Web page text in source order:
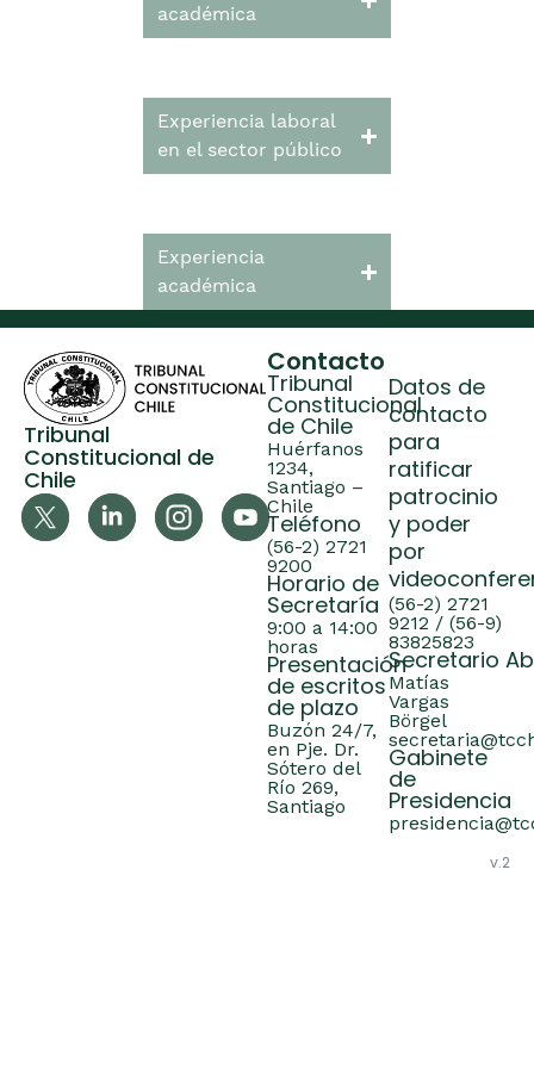
académica
Experiencia laboral
en el sector público
Experiencia
académica
Tribunal
Constitucional de
Chile
Contacto
Tribunal
Constitucional
de Chile
Huérfanos
1234,
Santiago –
Chile
Teléfono
(56-2) 2721
9200
Horario de
Secretaría
9:00 a 14:00
horas
Presentación
de escritos
de plazo
Buzón 24/7,
en Pje. Dr.
Sótero del
Río 269,
Santiago
Datos de
contacto
para
ratificar
patrocinio
y poder
por
(56-2) 2721
9212 / (56-9)
83825823
Secretario
Matías
Vargas
Börgel
Gabinete
de
Presidencia
v.2